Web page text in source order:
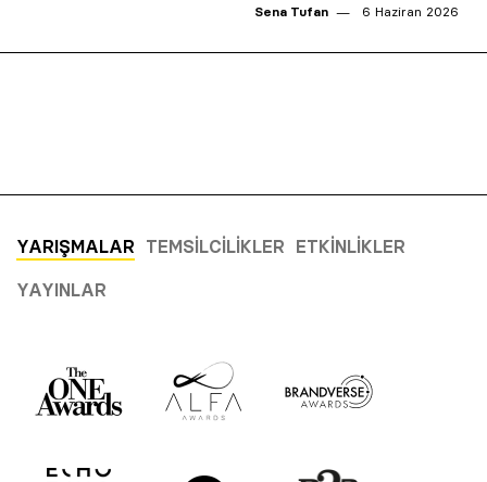
Sena Tufan 6 Haziran 2026
YARIŞMALAR TEMSILCILIKLER ETKINLIKLER
YAYINLAR